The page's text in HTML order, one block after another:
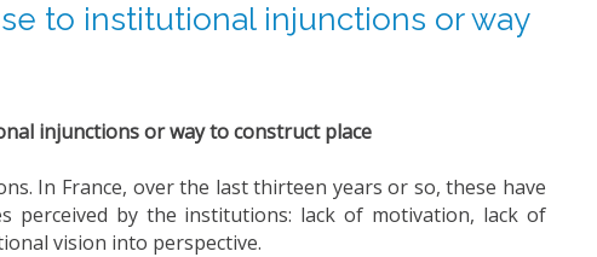
to institutional injunctions or way
injunctions or way to construct place
In France, over the last thirteen years or so, these have
perceived by the institutions: lack of motivation, lack of
vision into perspective.